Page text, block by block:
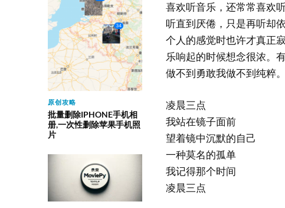
原创攻略
批量删除IPHONE手机相
册,一次性删除苹果手机照
片
喜欢听音乐，还常常喜欢
听直到厌倦，只是再听却
个人的感觉时也许才真正
乐响起的时候想念很浓。
做不到勇敢我做不到纯粹
凌晨三点
我站在镜子面前
望着镜中沉默的自己
一种莫名的孤单
我记得那个时间
凌晨三点